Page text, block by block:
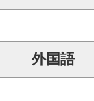
外国語